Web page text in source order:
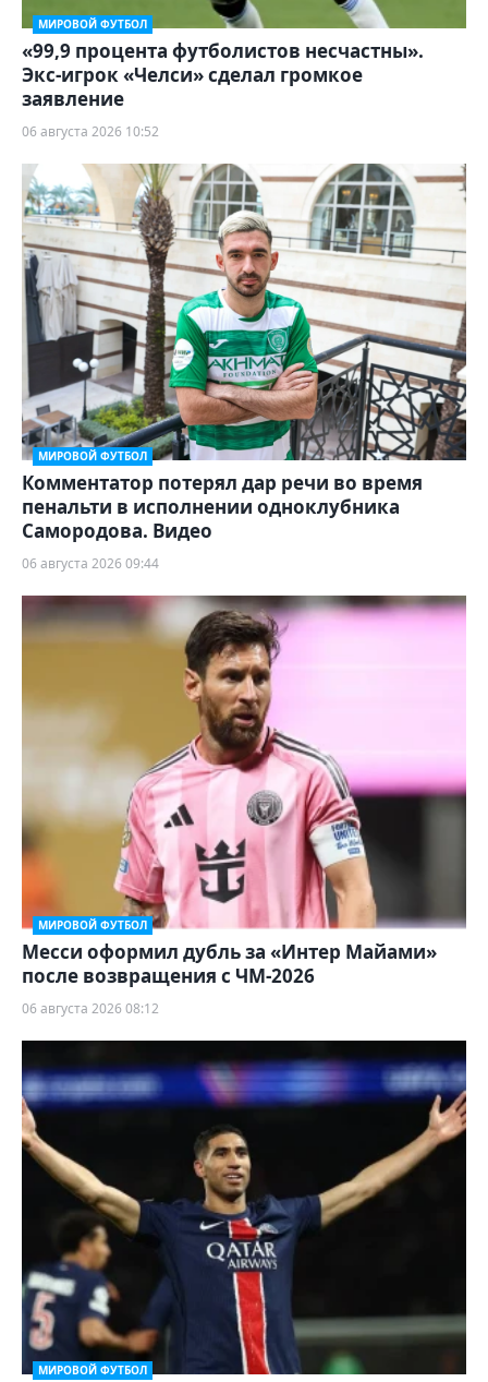
МИРОВОЙ ФУТБОЛ
«99,9 процента футболистов несчастны».
Экс-игрок «Челси» сделал громкое
заявление
06 августа 2026 10:52
МИРОВОЙ ФУТБОЛ
Комментатор потерял дар речи во время
пенальти в исполнении одноклубника
Самородова. Видео
06 августа 2026 09:44
МИРОВОЙ ФУТБОЛ
Месси оформил дубль за «Интер Майами»
после возвращения с ЧМ-2026
06 августа 2026 08:12
МИРОВОЙ ФУТБОЛ